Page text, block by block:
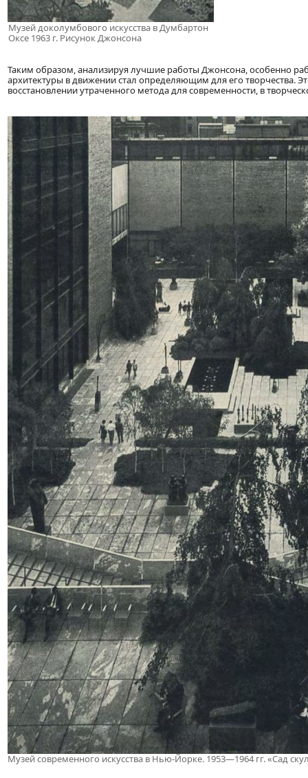
Музей доколумбового искусства в Думбартон
Оксе 1963 г. Рисунок Джонсона
Таким образом, анализируя лучшие работы Джонсона, особенно
архитектуры в движении стал определяющим для его творчества.
восстановлении утраченного метода для современности, в
Музей современного искусства в Нью-Йорке. 1953—1964 гг. «Сад